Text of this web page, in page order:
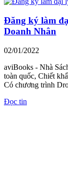
Đăng ký làm
Doanh Nhân
02/01/2022
aviBooks - Nhà
toàn quốc, Chiết
Có chương trình
Đọc tin